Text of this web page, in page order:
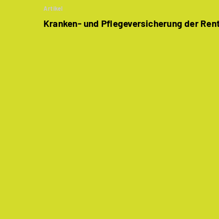
Artikel
Kranken- und Pflegeversicherung der